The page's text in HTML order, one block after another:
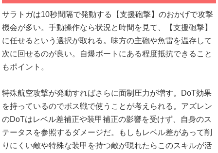
サラトガは10秒間隔で発動する【支援砲撃】のおかげで攻撃
機会が多い。手動操作なら状況と時間を見て、【支援砲撃】
に任せるという選択が取れる。味方の主砲や魚雷を温存して
次に回せるのが良い。自爆ボートにある程度抵抗できること
もポイント。
特殊航空攻撃が発動すればさらに面制圧力が増す。DoT効果
を持っているのでボス戦で使うことが考えられる。アズレン
のDoTはレベル差補正や装甲補正の影響を受けず、自身のス
テータスを参照するダメージだ。もしもレベル差があって削
りにくい敵や特殊な装甲を持つ敵が現れたらこのスキルが活